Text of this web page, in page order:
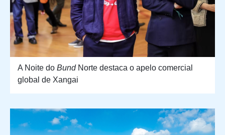
A Noite do BundNorte destaca o apelo comercial
global de Xangai